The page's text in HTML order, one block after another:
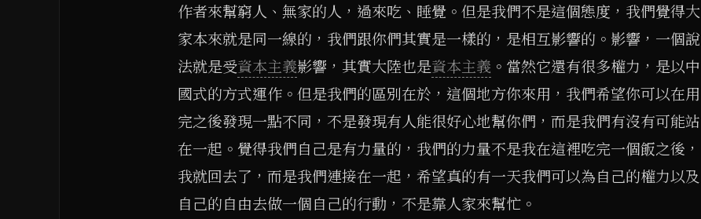
作者來幫窮人、無家的人，過來吃、睡覺。但是我們不是這個態度，我們覺得大
家本來就是同一線的，我們跟你們其實是一樣的，是相互影響的。影響，一個說
法就是受資本主義影響，其實大陸也是資本主義 。當然它還有很多權力，是以中
國式的方式運作。但是我們的區別在於，這個地方你來用，我們希望你可以在用
完之後發現一點不同，不是發現有人能很好心地幫你們，而是我們有沒有可能站
在一起。覺得我們自己是有力量的，我們的力量不是我在這裡吃完一個飯之後，
我就回去了，而是我們連接在一起，希望真的有一天我們可以為自己的權力以及
自己的自由去做一個自己的行動，不是靠人家來幫忙。